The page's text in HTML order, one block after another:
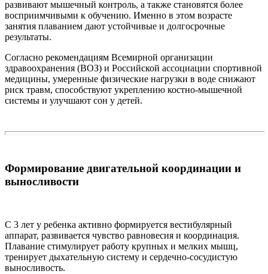
развивают мышечный контроль, а также становятся более
восприимчивыми к обучению. Именно в этом возрасте
занятия плаванием дают устойчивые и долгосрочные
результаты.
Согласно рекомендациям Всемирной организации
здравоохранения (ВОЗ) и Российской ассоциации спортивной
медицины, умеренные физические нагрузки в воде снижают
риск травм, способствуют укреплению костно-мышечной
системы и улучшают сон у детей.
Формирование двигательной координации и
выносливости
С 3 лет у ребенка активно формируется вестибулярный
аппарат, развивается чувство равновесия и координация.
Плавание стимулирует работу крупных и мелких мышц,
тренирует дыхательную систему и сердечно-сосудистую
выносливость.